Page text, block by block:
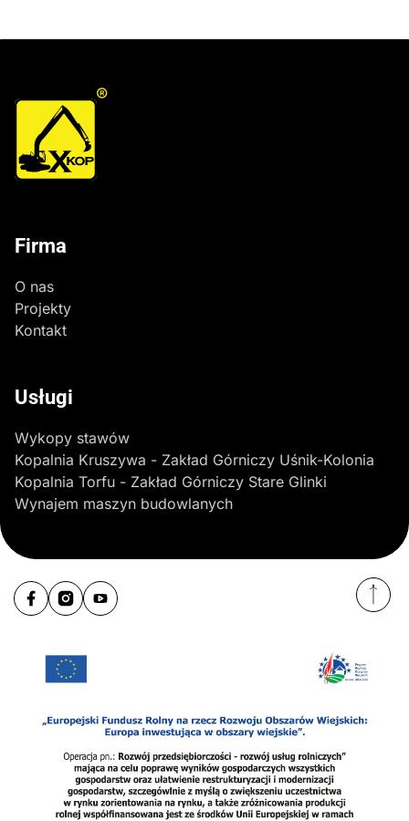
®
Firma
O nas
Projekty
Kontakt
Usługi
Wykopy stawów
Kopalnia Kruszywa - Zakład Górniczy Uśnik-Kolonia
Kopalnia Torfu - Zakład Górniczy Stare Glinki
Wynajem maszyn budowlanych